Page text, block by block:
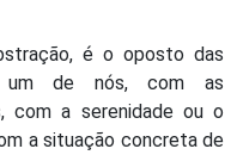
é o oposto das
um de nós, com as
com a serenidade ou o
a situação concreta de